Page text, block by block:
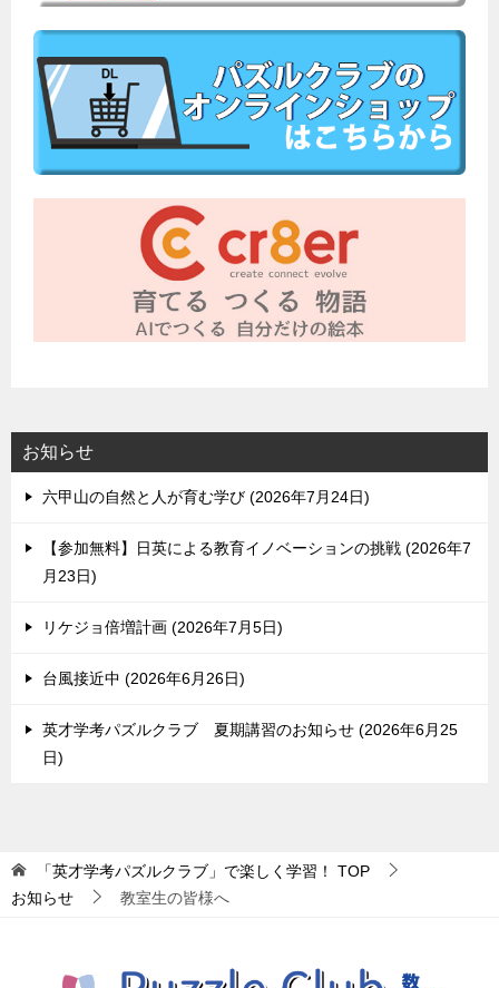
お知らせ
六甲山の自然と人が育む学び 2026年7月24日
【参加無料】日英による教育イノベーションの挑戦
2026年7
月23日
リケジョ倍増計画 2026年7月5日
台風接近中 2026年6月26日
英才学考パズルクラブ 夏期講習のお知らせ
2026年6月25
日
「英才学考パズルクラブ」で楽しく学習！
TOP
お知らせ
教室生の皆様へ